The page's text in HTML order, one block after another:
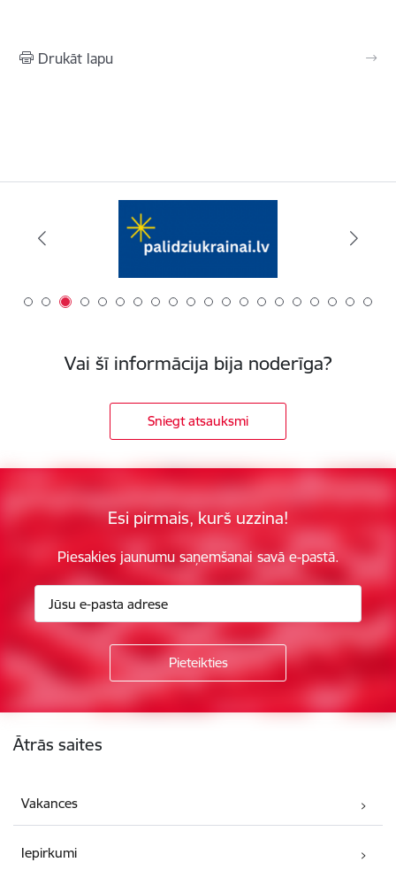
Drukāt lapu
Vai šī informācija bija noderīga?
Sniegt atsauksmi
Esi pirmais, kurš uzzina!
Piesakies jaunumu saņemšanai savā e-pastā.
Ātrās saites
Vakances
Iepirkumi